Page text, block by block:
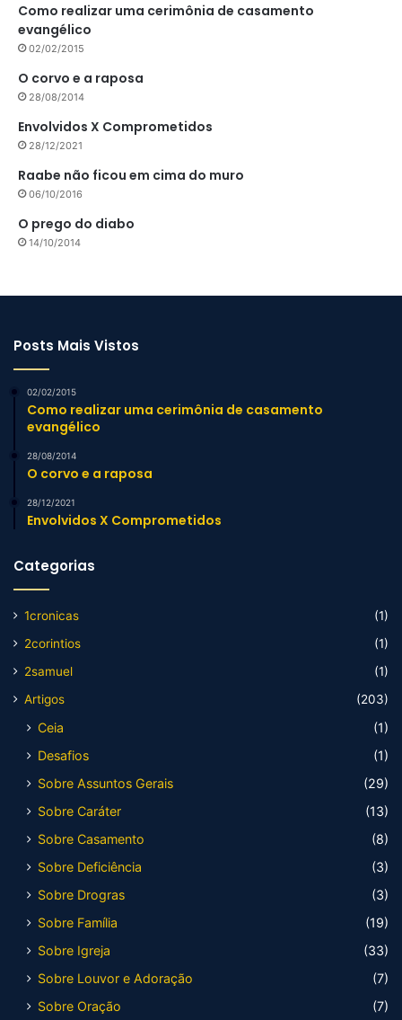
Como realizar uma cerimônia de casamento
evangélico
02/02/2015
O corvo e a raposa
28/08/2014
Envolvidos X Comprometidos
28/12/2021
Raabe não ficou em cima do muro
06/10/2016
O prego do diabo
14/10/2014
Posts Mais Vistos
02/02/2015
Como realizar uma cerimônia de casamento
evangélico
28/08/2014
O corvo e a raposa
28/12/2021
Envolvidos X Comprometidos
Categorias
1cronicas
(1)
2corintios
(1)
2samuel
(1)
Artigos
(203)
Ceia
(1)
Desafios
(1)
Sobre Assuntos Gerais
(29)
Sobre Caráter
(13)
Sobre Casamento
(8)
Sobre Deficiência
(3)
Sobre Drogras
(3)
Sobre Família
(19)
Sobre Igreja
(33)
Sobre Louvor e Adoração
(7)
Sobre Oração
(7)